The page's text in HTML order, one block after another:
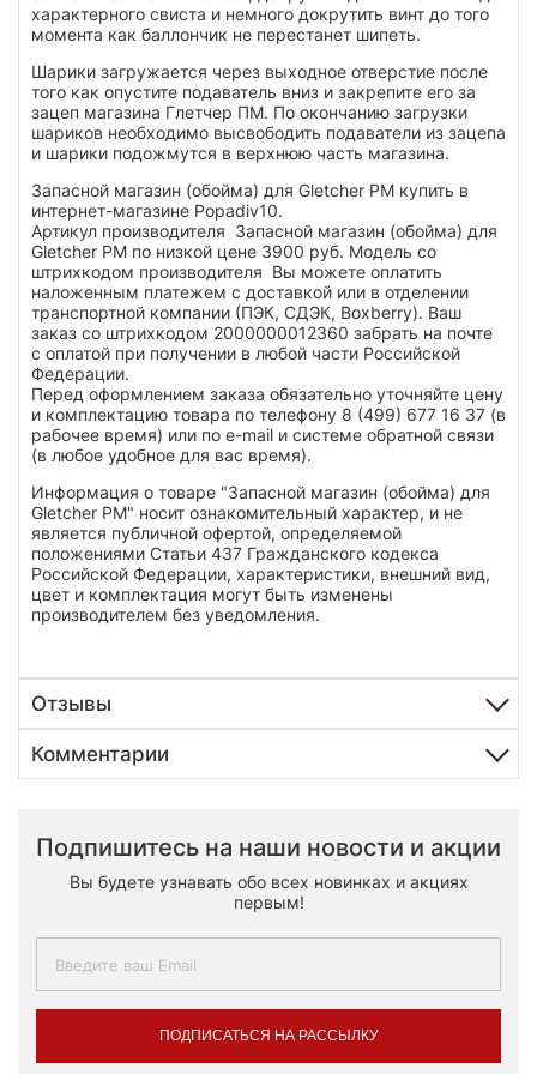
характерного свиста и немного докрутить винт до того
момента как баллончик не перестанет шипеть.
Шарики загружается через выходное отверстие после
того как опустите подаватель вниз и закрепите его за
зацеп магазина Глетчер ПМ. По окончанию загрузки
шариков необходимо высвободить подаватели из зацепа
и шарики подожмутся в верхнюю часть магазина.
Запасной магазин (обойма) для Gletcher PM купить в
интернет-магазине Popadiv10.
Артикул производителя Запасной магазин (обойма) для
Gletcher PM по низкой цене 3900 руб. Модель со
штрихкодом производителя Вы можете оплатить
наложенным платежем с доставкой или в отделении
транспортной компании (ПЭК, СДЭК, Boxberry). Ваш
заказ со штрихкодом 2000000012360 забрать на почте
с оплатой при получении в любой части Российской
Федерации.
Перед оформлением заказа обязательно уточняйте цену
и комплектацию товара по телефону 8 (499) 677 16 37 (в
рабочее время) или по e-mail и системе обратной связи
(в любое удобное для вас время).
Информация о товаре "Запасной магазин (обойма) для
Gletcher PM" носит ознакомительный характер, и не
является публичной офертой, определяемой
положениями Статьи 437 Гражданского кодекса
Российской Федерации, характеристики, внешний вид,
цвет и комплектация могут быть изменены
производителем без уведомления.
Отзывы
Комментарии
Подпишитесь на наши новости и акции
Вы будете узнавать обо всех новинках и акциях
первым!
ПОДПИСАТЬСЯ НА РАССЫЛКУ